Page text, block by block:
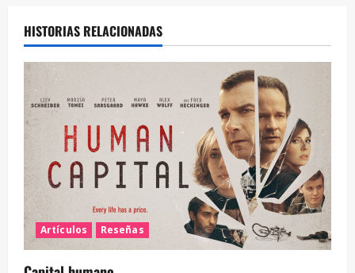
HISTORIAS RELACIONADAS
Artículos Reseñas